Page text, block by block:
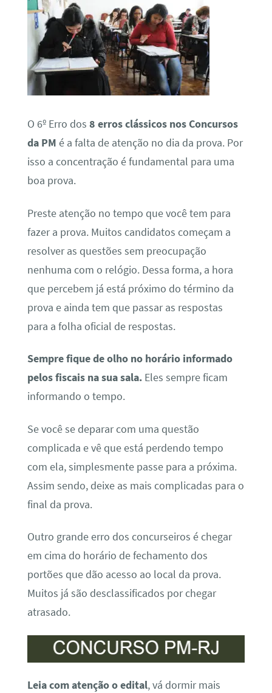
O 6º Erro dos 8 erros clássicos nos Concursos
da PM é a falta de atenção no dia da prova. Por
isso a concentração é fundamental para uma
boa prova.
Preste atenção no tempo que você tem para
fazer a prova. Muitos candidatos começam a
resolver as questões sem preocupação
nenhuma com o relógio. Dessa forma, a hora
que percebem já está próximo do término da
prova e ainda tem que passar as respostas
para a folha oficial de respostas.
Sempre fique de olho no horário informado
pelos fiscais na sua sala.Eles sempre ficam
informando o tempo.
Se você se deparar com uma questão
complicada e vê que está perdendo tempo
com ela, simplesmente passe para a próxima.
Assim sendo, deixe as mais complicadas para o
final da prova.
Outro grande erro dos concurseiros é chegar
em cima do horário de fechamento dos
portões que dão acesso ao local da prova.
Muitos já são desclassificados por chegar
atrasado.
Leia com atenção o edital, vá dormir mais